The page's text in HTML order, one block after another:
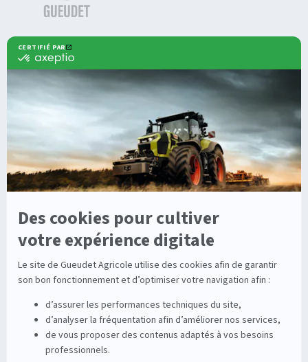
Agricole
Machines Agricoles CLAAS
Solutions multimarques
Enrouleurs
Stations
Viticole
Entretien de la vigne
Nos Services
Entretien
Dépannage
Nouvelles technologies
Pièces détachées
Occasions Groupe